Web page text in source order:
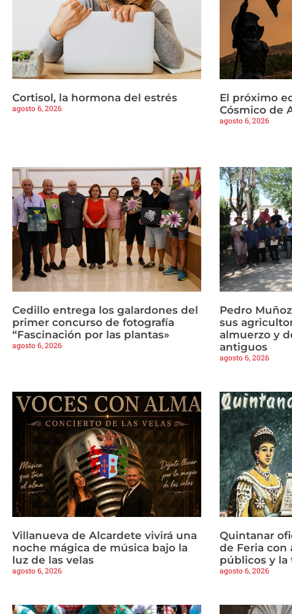
Cortisol, la hormona del estrés
agosto 6, 2026
El próximo
Cósmico de
agosto 6, 2026
Cedillo entrega los galardones del
primer concurso de fotografía
“Fascinación por las plantas»
agosto 6, 2026
Pedro
sus
almuerzo y
antiguos
agosto 6, 2026
Villanueva de Alcardete vivirá una
noche mágica de música bajo la
luz de las velas
agosto 6, 2026
Quintanar
de Feria con
públicos y la
agosto 6, 2026